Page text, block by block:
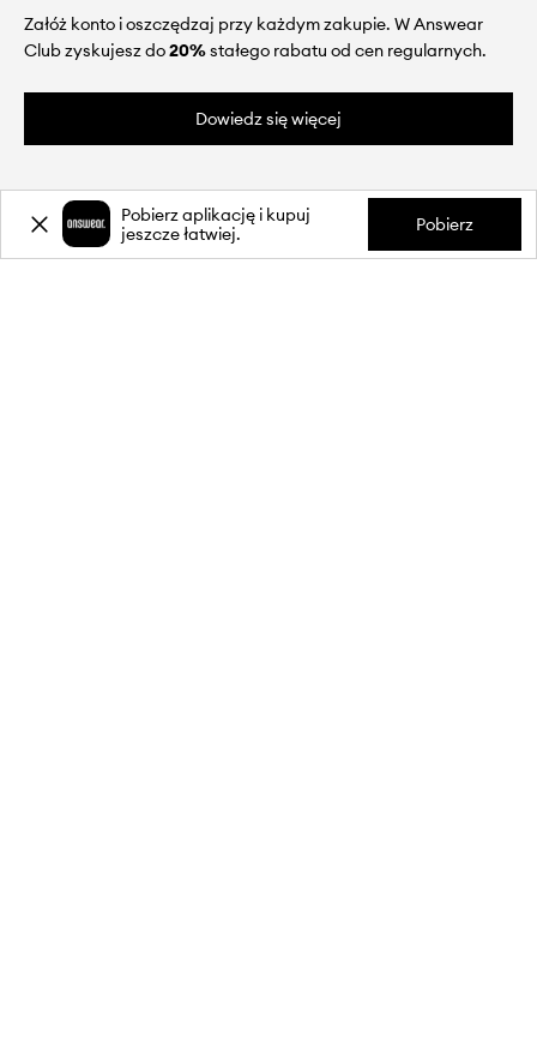
Załóż konto i oszczędzaj przy każdym zakupie. W Answear
Club zyskujesz do20%stałego rabatu od cen regularnych.
Dowiedz się więcej
Pobierz aplikację i kupuj
jeszcze łatwiej.
Pobierz